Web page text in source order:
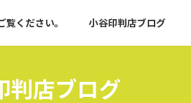
ください。 小谷印判店ブログ
判店ブログ